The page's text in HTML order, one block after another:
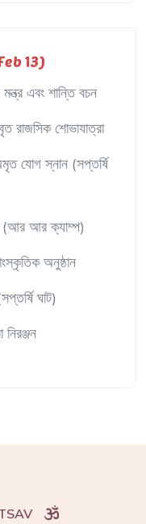
13)
এবং শান্তি বচন
রাজসিক শোভাযাত্রা
যোগ স্নান (সপ্তর্ষি
(আর আর ক্যাম্প)
অনুষ্ঠান
ঘাট)